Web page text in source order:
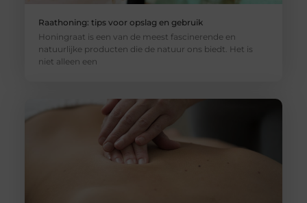
Raathoning: tips voor opslag en gebruik
Honingraat is een van de meest fascinerende en
natuurlijke producten die de natuur ons biedt. Het is
niet alleen een